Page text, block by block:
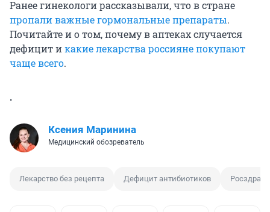
Ранее гинекологи рассказывали, что в стране
пропали важные гормональные препараты.
Почитайте и о том, почему в аптеках случается
дефицит икакие лекарства россияне покупают
чаще всего.
.
Ксения Маринина
Медицинский обозреватель
Лекарство без рецепта Дефицит антибиотиков